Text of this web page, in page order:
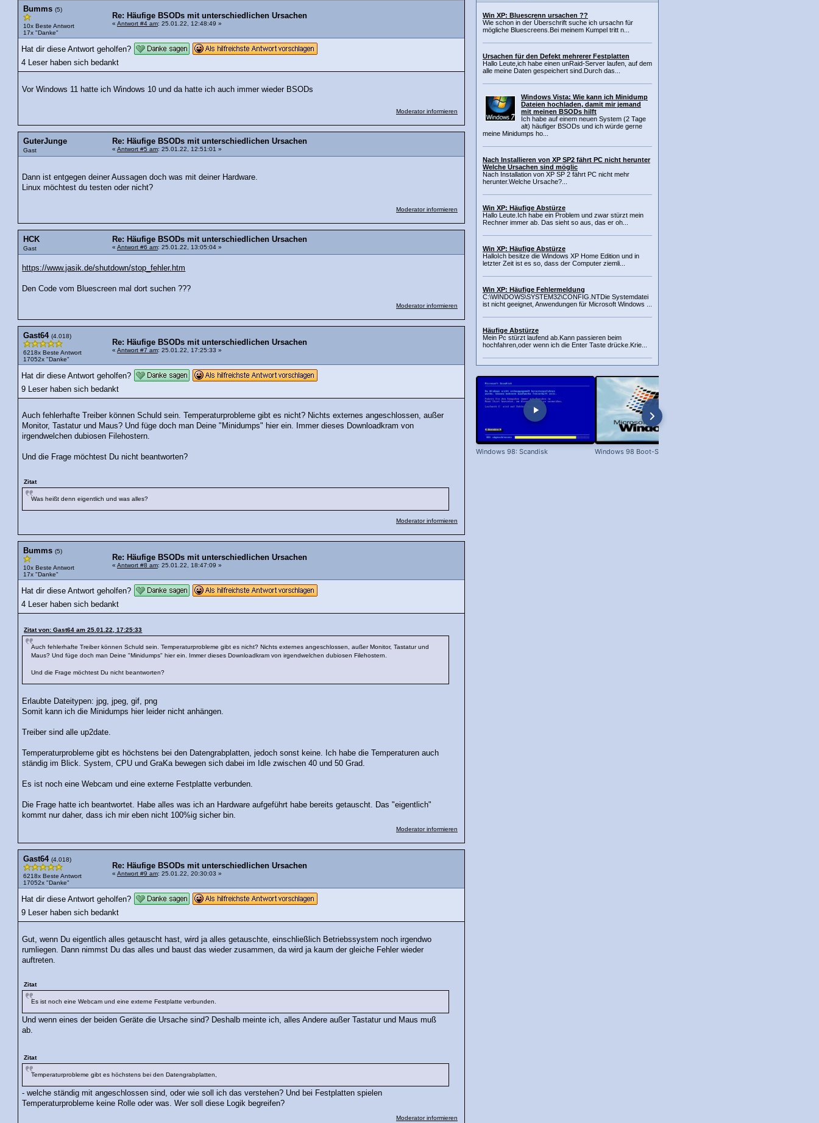
Bumms (5)
10x Beste Antwort
17x "Danke"
Re: Häufige BSODs mit unterschiedlichen Ursachen
« Antwort #4 am: 25.01.22, 12:48:49 »
Hat dir diese Antwort geholfen?
4 Leser haben sich bedankt
Vor Windows 11 hatte ich Windows 10 und da hatte ich auch immer wieder BSODs
Moderator informieren
GuterJunge
Gast
Re: Häufige BSODs mit unterschiedlichen Ursachen
« Antwort #5 am: 25.01.22, 12:51:01 »
Dann ist entgegen deiner Aussagen doch was mit deiner Hardware.
Linux möchtest du testen oder nicht?
Moderator informieren
HCK
Gast
Re: Häufige BSODs mit unterschiedlichen Ursachen
« Antwort #6 am: 25.01.22, 13:05:04 »
https://www.jasik.de/shutdown/stop_fehler.htm
Den Code vom Bluescreen mal dort suchen ???
Moderator informieren
Gast64 (4.018)
6218x Beste Antwort
17052x "Danke"
Re: Häufige BSODs mit unterschiedlichen Ursachen
« Antwort #7 am: 25.01.22, 17:25:33 »
Hat dir diese Antwort geholfen?
9 Leser haben sich bedankt
Auch fehlerhafte Treiber können Schuld sein. Temperaturprobleme gibt es nicht? Nichts externes angeschlossen, außer
Monitor, Tastatur und Maus? Und füge doch man Deine "Minidumps" hier ein. Immer dieses Downloadkram von
irgendwelchen dubiosen Filehostern.
Und die Frage möchtest Du nicht beantworten?
Zitat
Was heißt denn eigentlich und was alles?
Moderator informieren
Bumms (5)
10x Beste Antwort
17x "Danke"
Re: Häufige BSODs mit unterschiedlichen Ursachen
« Antwort #8 am: 25.01.22, 18:47:09 »
Hat dir diese Antwort geholfen?
4 Leser haben sich bedankt
Zitat von: Gast64 am 25.01.22, 17:25:33
Auch fehlerhafte Treiber können Schuld sein. Temperaturprobleme gibt es nicht? Nichts externes angeschlossen, außer Monitor, Tastatur und
Maus? Und füge doch man Deine "Minidumps" hier ein. Immer dieses Downloadkram von irgendwelchen dubiosen Filehostern.
Und die Frage möchtest Du nicht beantworten?
Erlaubte Dateitypen: jpg, jpeg, gif, png
Somit kann ich die Minidumps hier leider nicht anhängen.
Treiber sind alle up2date.
Temperaturprobleme gibt es höchstens bei den Datengrabplatten, jedoch sonst keine. Ich habe die Temperaturen auch
ständig im Blick. System, CPU und GraKa bewegen sich dabei im Idle zwischen 40 und 50 Grad.
Es ist noch eine Webcam und eine externe Festplatte verbunden.
Die Frage hatte ich beantwortet. Habe alles was ich an Hardware aufgeführt habe bereits getauscht. Das "eigentlich"
kommt nur daher, dass ich mir eben nicht 100%ig sicher bin.
Moderator informieren
Gast64 (4.018)
6218x Beste Antwort
17052x "Danke"
Re: Häufige BSODs mit unterschiedlichen Ursachen
« Antwort #9 am: 25.01.22, 20:30:03 »
Hat dir diese Antwort geholfen?
9 Leser haben sich bedankt
Gut, wenn Du eigentlich alles getauscht hast, wird ja alles getauschte, einschließlich Betriebssystem noch irgendwo
rumliegen. Dann nimmst Du das alles und baust das wieder zusammen, da wird ja kaum der gleiche Fehler wieder
auftreten.
Zitat
Es ist noch eine Webcam und eine externe Festplatte verbunden.
Und wenn eines der beiden Geräte die Ursache sind? Deshalb meinte ich, alles Andere außer Tastatur und Maus muß
ab.
Zitat
Temperaturprobleme gibt es höchstens bei den Datengrabplatten,
- welche ständig mit angeschlossen sind, oder wie soll ich das verstehen? Und bei Festplatten spielen
Temperaturprobleme keine Rolle oder was. Wer soll diese Logik begreifen?
Moderator informieren
Win XP: Bluescrenn ursachen ??
Wie schon in der Überschrift suche ich ursachn für
mögliche Bluescreens.Bei meinem Kumpel tritt n...
Ursachen für den Defekt mehrerer Festplatten
Hallo Leute,ich habe einen unRaid-Server laufen, auf dem
alle meine Daten gespeichert sind.Durch das...
Windows Vista: Wie kann ich Minidump
Dateien hochladen, damit mir jemand
mit meinen BSODs hilft
Ich habe auf einem neuen System (2 Tage
alt) häufiger BSODs und ich würde gerne
meine Minidumps ho...
Nach Installieren von XP SP2 fährt PC nicht herunter
Welche Ursachen sind möglic
Nach Installation von XP SP 2 fährt PC nicht mehr
herunter.Welche Ursache?...
Win XP: Häufige Abstürze
Hallo Leute.Ich habe ein Problem und zwar stürzt mein
Rechner immer ab. Das sieht so aus, das er oh...
Win XP: Häufige Abstürze
HalloIch besitze die Windows XP Home Edition und in
letzter Zeit ist es so, dass der Computer ziemli...
Win XP: Häufige Fehlermeldung
C:\WINDOWS\SYSTEM32\CONFIG.NTDie Systemdatei
ist nicht geeignet, Anwendungen für Microsoft Windows ...
Häufige Abstürze
Mein Pc stürzt laufend ab.Kann passieren beim
hochfahren,oder wenn ich die Enter Taste drücke.Krie...
Windows 98: Scandisk Windows 98 Boot-Screen